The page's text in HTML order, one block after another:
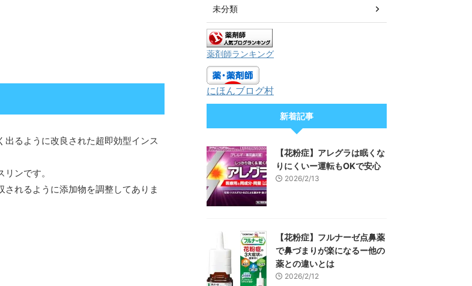
出るように改良された超即効型インス
ンです。
されるように添加物を調整してありま
未分類
薬剤師ランキング
にほんブログ村
新着記事
【花粉症】アレグラは眠くな
りにくいー運転もOKで安心
2026/2/13
【花粉症】フルナーゼ点鼻薬
で鼻づまりが楽になるー他の
薬との違いとは
2026/2/12